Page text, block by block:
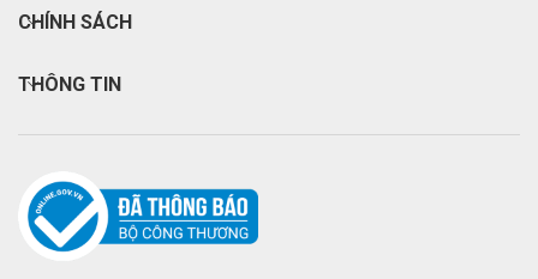
CHÍNH SÁCH
THÔNG TIN